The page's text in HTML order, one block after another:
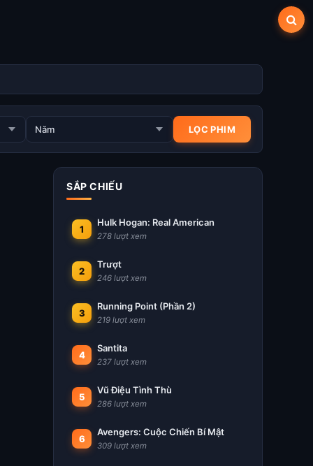
SẮP CHIẾU
1
Hulk Hogan: Real American
278 lượt xem
2
Trượt
246 lượt xem
3
Running Point (Phần 2)
219 lượt xem
4
Santita
237 lượt xem
5
Vũ Điệu Tình Thù
286 lượt xem
6
Avengers: Cuộc Chiến Bí Mật
309 lượt xem